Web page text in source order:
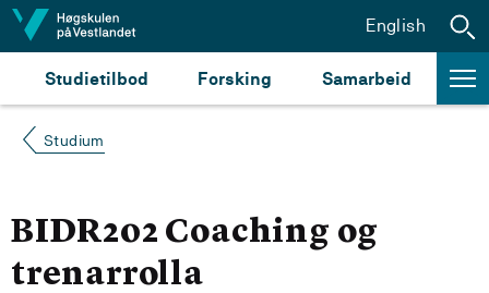
Hopp til innhald
Studietilbod Forsking Samarbeid
English
Studium
BIDR202 Coaching og
trenarrolla